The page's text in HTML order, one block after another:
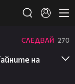
СЛЕДВАЙ 270
на